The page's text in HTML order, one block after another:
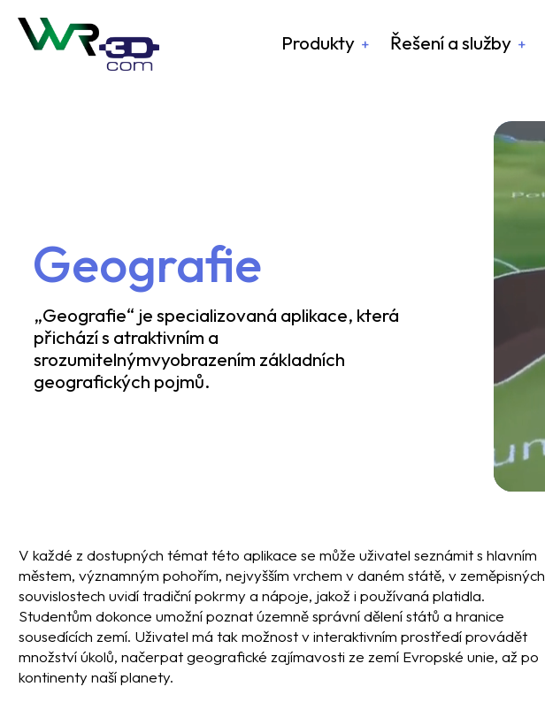
Produkty Řešení a služby
Geografie
„Geografie“ je specializovaná aplikace, která
přichází s atraktivním a
srozumitelnýmvyobrazením základních
geografických pojmů.
V každé z dostupných témat této aplikace se může uživatel seznámit s hlavním
městem, významným pohořím, nejvyšším vrchem v daném státě, v zeměpisných
souvislostech uvidí tradiční pokrmy a nápoje, jakož i používaná platidla.
Studentům dokonce umožní poznat územně správní dělení států a hranice
sousedících zemí. Uživatel má tak možnost v interaktivním prostředí provádět
množství úkolů, načerpat geografické zajímavosti ze zemí Evropské unie, až po
kontinenty naší planety.